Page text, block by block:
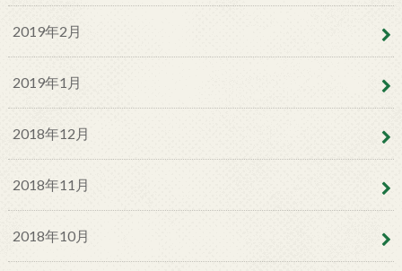
2019年2月
2019年1月
2018年12月
2018年11月
2018年10月